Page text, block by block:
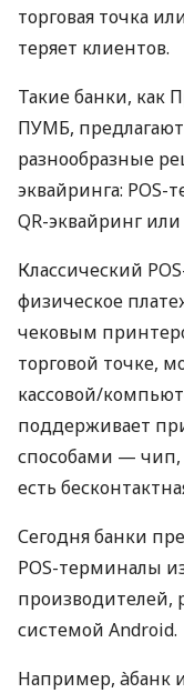
торговая точка
теряет клиентов.
Такие банки, как
ПУМБ,
разнообразные
эквайринга:
QR-эквайринг
Классический
физическое
чековым
торговой точке,
кассовой/
поддерживает
способами — чип,
есть
Сегодня банки
POS-терминалы
системой Android.
Например, àбанк